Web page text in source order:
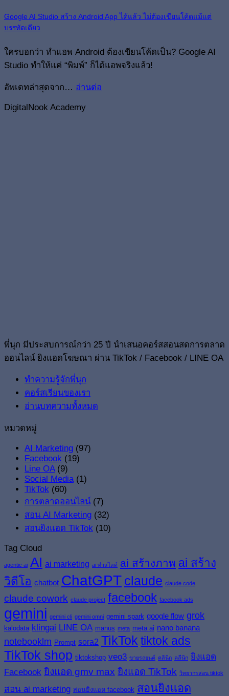
Google AI Studio สร้าง Android App ได้แล้ว ไม่ต้องเขียนโค้ดแม้แต่
บรรทัดเดียว
ใครบอกว่า ทำแอพ Android ต้องเขียนโค้ดเป็น? Google AI
Studio ทำให้แค่ “พิมพ์” ก็ได้แอพจริงแล้ว!
อัพเดทล่าสุดจาก… อ่านต่อ
DigitalNook Academy
พี่นุก มีประสบการณ์กว่า 25 ปี นำเสนอคอร์สสอนสดการตลาด
ออนไลน์ ยิงแอดโฆษณา ผ่าน TikTok / Facebook / LINE OA
ทำความรู้จักพี่นุก
คอร์สเรียนของเรา
อ่านบทความทั้งหมด
หมวดหมู่
AI Marketing (97)
Facebook (19)
Line OA(9)
Social Media(1)
TikTok (60)
การตลาดออนไลน์ (7)
สอน AI Marketing (32)
สอนยิงแอด TikTok (10)
Tag Cloud
agentic ai AI ai marketing ai ทำสไลด์ ai สร้างภาพ ai สร้าง
วิดีโอ chatbot ChatGPT claude claude code
claude cowork claude project facebook facebook ads
gemini gemini cli gemini omni gemini spark google flow grok
kalodata klingai LINE OA manus meta meta ai nano banana
notebooklm Prompt sora2 TikTok tiktok ads
TikTok shop tiktokshop veo3 ขายรถยนต์ คลินิก คลีนิก ยิงแอด
Facebook ยิงแอด gmv max ยิงแอด TikTok วิทยากรสอน tiktok
สอน ai marketing สอนยิงแอด facebook สอนยิงแอด